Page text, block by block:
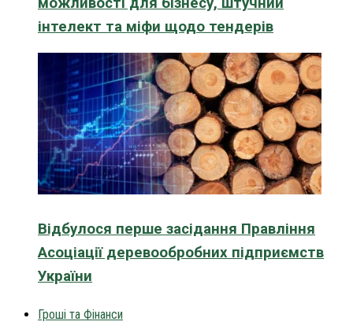
інтелект та міфи щодо тендерів
Відбулося перше засідання Правління
Асоціації деревообробних підприємств
України
Гроші та Фінанси